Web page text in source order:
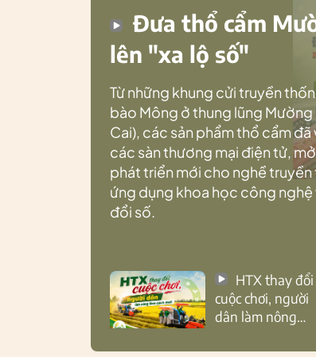
Đưa thổ cẩm
lên "xa lộ số"
Từ những khung cửi truyền
bào Mông ở thung lũng Mường
Cai), các sản phẩm thổ cẩm đã
các sàn thương mại điện tử,
phát triển mới cho nghề
ứng dụng khoa học công nghệ
đổi số.
cuộc chơi, người
dân làm nông